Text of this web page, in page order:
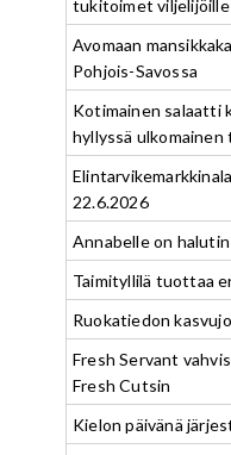
tukitoimet viljelijöille
Avomaan
Pohjois-Savossa
Kotimainen salaatti
hyllyssä
22.6.2026
Annabelle on
Taimityllilä tuottaa
Ruokatiedon
Fresh Servant
Fresh Cutsin
Kielon päivänä